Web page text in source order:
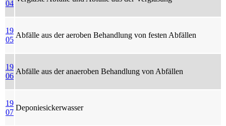
04
19
05
Abfälle aus der aeroben Behandlung von festen Abfällen
19
06
Abfälle aus der anaeroben Behandlung von Abfällen
19
07
Deponiesickerwasser